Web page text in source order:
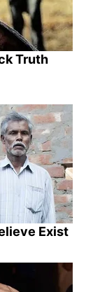
Truth
Exist